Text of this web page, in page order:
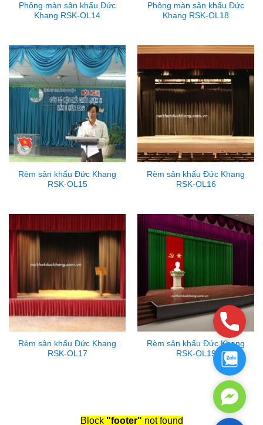
Phông màn sân khấu Đức
Khang RSK-OL14
Phông màn sân khấu Đức
Khang RSK-OL18
Rèm sân khấu Đức Khang
RSK-OL15
Rèm sân khấu Đức Khang
RSK-OL16
Rèm sân khấu Đức Khang
RSK-OL17
Rèm sân khấu Đức Khang
RSK-OL19
Block "footer" not found
Phone
Zalo